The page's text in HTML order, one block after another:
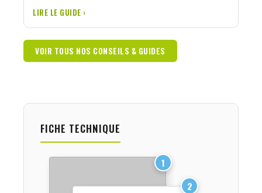
LIRE LE GUIDE ›
VOIR TOUS NOS CONSEILS & GUIDES
FICHE TECHNIQUE
1
2